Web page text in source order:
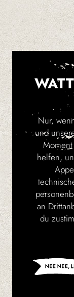
Fax:
E-Mail:
Nur,
und
helfen,
an
du